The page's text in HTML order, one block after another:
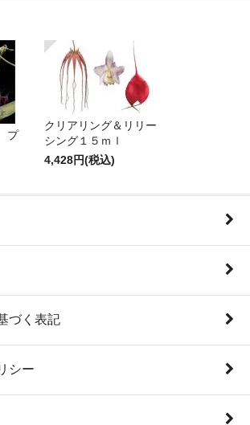
プ
クリアリング＆リリー
シング１５ｍｌ
4,428円(税込)
づく表記
シー